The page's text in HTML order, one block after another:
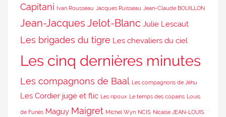
Capitani
Ivan Rousseau Jacques Ruisseau Jean-Claude BOUILLON
Jean-Jacques Jelot-Blanc Julie Lescaut
Les brigades du tigre Les chevaliers du ciel
Les cinq dernières minutes
Les compagnons de Baal Les compagnons de Jéhu
Les Cordier juge et flic Les ripoux Le temps des copains Louis
de Funès Maguy Maigret Michel Wyn NCIS Nicaise JEAN-LOUIS